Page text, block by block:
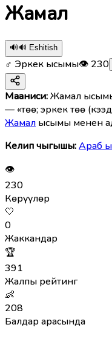
Жамал
🔊🔊 Eshitish
♂ Эркек ысымы👁 230
Мааниcи:Жамал
— «төө; эркек төө
Жамал ысымы менен
Келип чыгышы:Араб
👁
230
Көрүүлөр
🤍
0
Жаккандар
🏆
391
Жалпы рейтинг
👶
208
Балдар арасында